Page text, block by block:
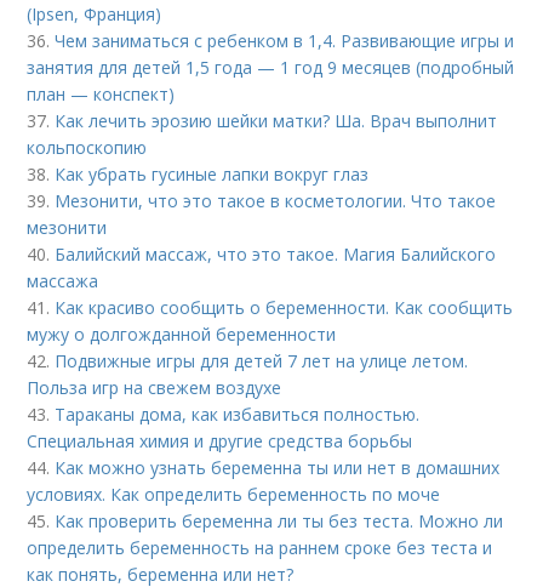
(Ipsen, Франция)
36.Чем заниматься с ребенком в 1,4. Развивающие игры и
занятия для детей 1,5 года — 1 год 9 месяцев (подробный
план — конспект)
37. Как лечить эрозию шейки матки? Ша. Врач выполнит
кольпоскопию
38. Как убрать гусиные лапки вокруг глаз
39. Мезонити, что это такое в косметологии. Что такое
мезонити
40. Балийский массаж, что это такое. Магия Балийского
массажа
41. Как красиво сообщить о беременности. Как сообщить
мужу о долгожданной беременности
42. Подвижные игры для детей 7 лет на улице летом.
Польза игр на свежем воздухе
43. Тараканы дома, как избавиться полностью.
Специальная химия и другие средства борьбы
44. Как можно узнать беременна ты или нет в домашних
условиях. Как определить беременность по моче
45. Как проверить беременна ли ты без теста. Можно ли
определить беременность на раннем сроке без теста и
как понять, беременна или нет?